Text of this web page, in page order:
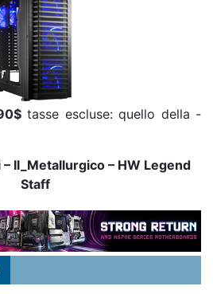
tasse escluse: quello della -
Il_Metallurgico – HW Legend
Staff